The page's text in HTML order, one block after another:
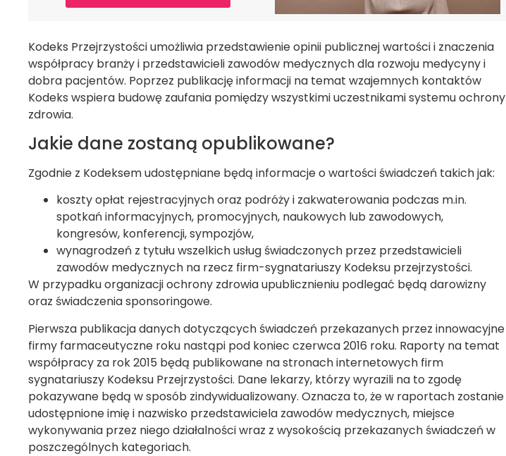
Kodeks Przejrzystości umożliwia przedstawienie opinii publicznej wartości i znaczenia
współpracy branży i przedstawicieli zawodów medycznych dla rozwoju medycyny i
dobra pacjentów. Poprzez publikację informacji na temat wzajemnych kontaktów
Kodeks wspiera budowę zaufania pomiędzy wszystkimi uczestnikami systemu ochrony
zdrowia.
Jakie dane zostaną opublikowane?
Zgodnie z Kodeksem udostępniane będą informacje o wartości świadczeń takich jak:
koszty opłat rejestracyjnych oraz podróży i zakwaterowania podczas m.in.
spotkań informacyjnych, promocyjnych, naukowych lub zawodowych,
kongresów, konferencji, sympozjów,
wynagrodzeń z tytułu wszelkich usług świadczonych przez przedstawicieli
zawodów medycznych na rzecz firm-sygnatariuszy Kodeksu przejrzystości.
W przypadku organizacji ochrony zdrowia upublicznieniu podlegać będą darowizny
oraz świadczenia sponsoringowe.
Pierwsza publikacja danych dotyczących świadczeń przekazanych przez innowacyjne
firmy farmaceutyczne roku nastąpi pod koniec czerwca 2016 roku. Raporty na temat
współpracy za rok 2015 będą publikowane na stronach internetowych firm
sygnatariuszy Kodeksu Przejrzystości. Dane lekarzy, którzy wyrazili na to zgodę
pokazywane będą w sposób zindywidualizowany. Oznacza to, że w raportach zostanie
udostępnione imię i nazwisko przedstawiciela zawodów medycznych, miejsce
wykonywania przez niego działalności wraz z wysokością przekazanych świadczeń w
poszczególnych kategoriach.